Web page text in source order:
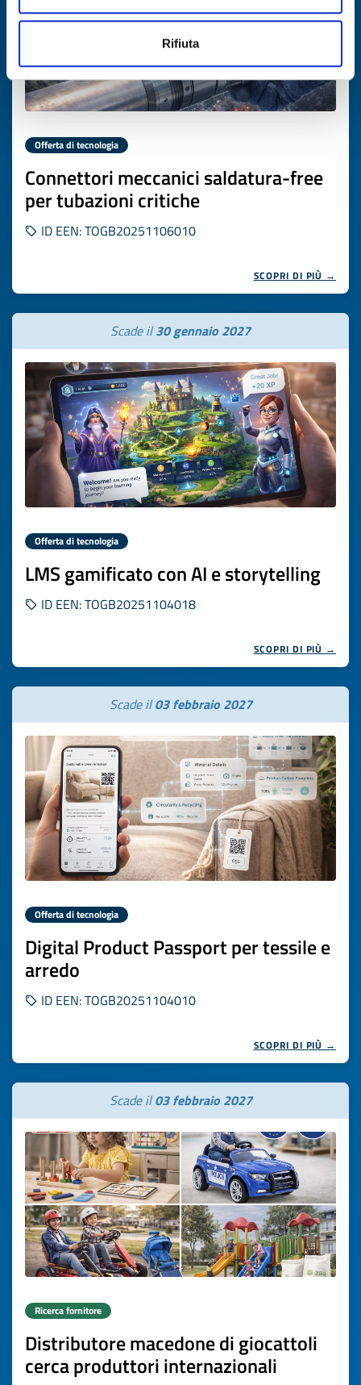
Rifiuta
Offerta di tecnologia
Connettori meccanici saldatura-free
per tubazioni critiche
ID EEN: TOGB20251106010
SCOPRI DI PIÙ →
Scade il30 gennaio 2027
Offerta di tecnologia
LMS gamificato con AI e storytelling
ID EEN: TOGB20251104018
SCOPRI DI PIÙ →
Scade il03 febbraio 2027
Offerta di tecnologia
Digital Product Passport per tessile e
arredo
ID EEN: TOGB20251104010
SCOPRI DI PIÙ →
Scade il03 febbraio 2027
Ricerca fornitore
Distributore macedone di giocattoli
cerca produttori internazionali